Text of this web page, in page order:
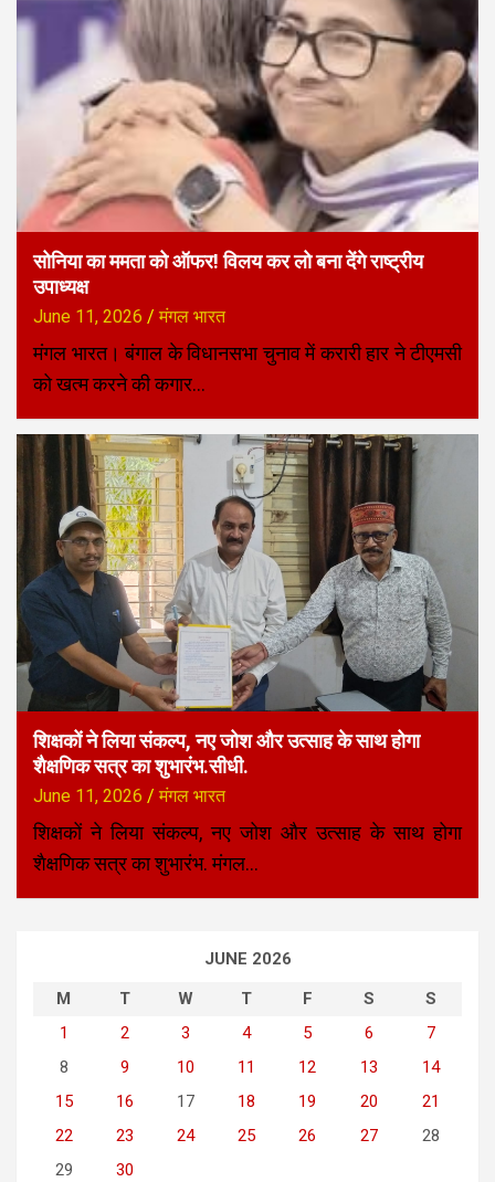
सोनिया का ममता को ऑफर! विलय कर लो बना देंगे राष्ट्रीय
उपाध्यक्ष
June 11, 2026 मंगल भारत
मंगल भारत। बंगाल के विधानसभा चुनाव में करारी हार ने टीएमसी
को खत्म करने की कगार…
शिक्षकों ने लिया संकल्प, नए जोश और उत्साह के साथ होगा
शैक्षणिक सत्र का शुभारंभ.सीधी.
June 11, 2026 मंगल भारत
शिक्षकों ने लिया संकल्प, नए जोश और उत्साह के साथ होगा
शैक्षणिक सत्र का शुभारंभ. मंगल…
JUNE 2026
M
T W T F S
S
1
2 3 4 5 6
7
8
9 10 11 12 13
14
15
16 17 18 19 20
21
22
23 24 25 26 27
28
29
30